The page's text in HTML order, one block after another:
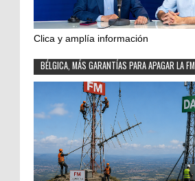
Clica y amplía información
BÉLGICA, MÁS GARANTÍAS PARA APAGAR LA FM